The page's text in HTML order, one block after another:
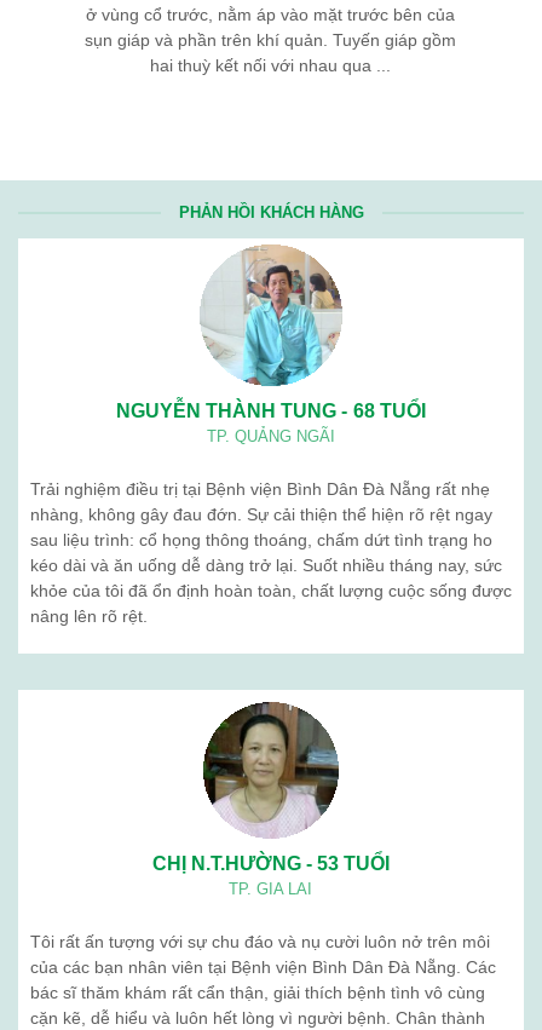
ở vùng cổ trước, nằm áp vào mặt trước bên của
sụn giáp và phần trên khí quản. Tuyến giáp gồm
hai thuỳ kết nối với nhau qua ...
PHẢN HỒI KHÁCH HÀNG
NGUYỄN THÀNH TUNG - 68 TUỔI
TP. QUẢNG NGÃI
Trải nghiệm điều trị tại Bệnh viện Bình Dân Đà Nẵng rất nhẹ
nhàng, không gây đau đớn. Sự cải thiện thể hiện rõ rệt ngay
sau liệu trình: cổ họng thông thoáng, chấm dứt tình trạng ho
kéo dài và ăn uống dễ dàng trở lại. Suốt nhiều tháng nay, sức
khỏe của tôi đã ổn định hoàn toàn, chất lượng cuộc sống được
nâng lên rõ rệt.
CHỊ N.T.HƯỜNG - 53 TUỔI
TP. GIA LAI
Tôi rất ấn tượng với sự chu đáo và nụ cười luôn nở trên môi
của các bạn nhân viên tại Bệnh viện Bình Dân Đà Nẵng. Các
bác sĩ thăm khám rất cẩn thận, giải thích bệnh tình vô cùng
cặn kẽ, dễ hiểu và luôn hết lòng vì người bệnh. Chân thành